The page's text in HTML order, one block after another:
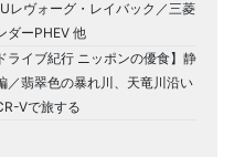
レヴォーグ・レイバック／三菱
ダーPHEV 他
ライブ紀行 ニッポンの優食】静
／翡翠色の暴れ川、天竜川沿い
Vで旅する